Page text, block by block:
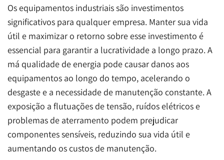
Os equipamentos industriais são investimentos
significativos para qualquer empresa. Manter sua vida
útil e maximizar o retorno sobre esse investimento é
essencial para garantir a lucratividade a longo prazo. A
má qualidade de energia pode causar danos aos
equipamentos ao longo do tempo, acelerando o
desgaste e a necessidade de manutenção constante. A
exposição a flutuações de tensão, ruídos elétricos e
problemas de aterramento podem prejudicar
componentes sensíveis, reduzindo sua vida útil e
aumentando os custos de manutenção.